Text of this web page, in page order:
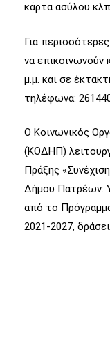
κάρτα ασύλου
Για
να επικοινωνούν
μ.μ. και σε
τηλέφωνα:
Ο Κοινωνικός
(ΚΟΔΗΠ)
Πράξης
Δήμου Πατρέων:
από το
2021-2027,